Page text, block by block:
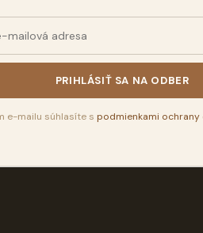
PRIHLÁSIŤ SA NA ODBER
e-mailu súhlasíte s podmienkami